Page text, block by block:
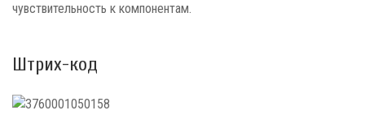
чувствительность к компонентам.
Штрих-код